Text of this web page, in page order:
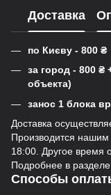
Доставка
по Києву - 800 ₴
за город - 800 ₴
объекта)
занос 1 блока
Доставка
Производится
18:00. Другое время
Подробнее в
Способы